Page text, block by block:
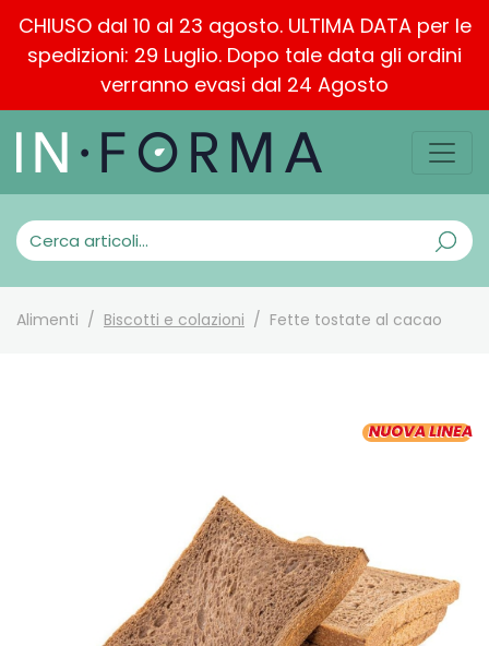
CHIUSO dal 10 al 23 agosto. ULTIMA DATA per le
spedizioni: 29 Luglio. Dopo tale data gli ordini
verranno evasi dal 24 Agosto
Alimenti Biscotti e colazioni Fette tostate al cacao